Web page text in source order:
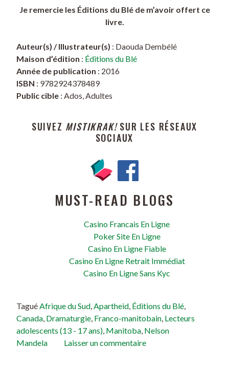
Je remercie les Éditions du Blé de m’avoir offert ce
livre.
Auteur(s) / Illustrateur(s) : Daouda Dembélé
Maison d’édition : Éditions du Blé
Année de publication : 2016
ISBN : 9782924378489
Public cible : Ados, Adultes
SUIVEZ MISTIKRAK!SUR LES RÉSEAUX
SOCIAUX
MUST-READ BLOGS
Casino Francais En Ligne
Poker Site En Ligne
Casino En Ligne Fiable
Casino En Ligne Retrait Immédiat
Casino En Ligne Sans Kyc
TaguéAfrique du Sud,Apartheid, Éditions du Blé,
Canada, Dramaturgie, Franco-manitobain, Lecteurs
adolescents (13 - 17 ans), Manitoba, Nelson
Mandela
Laisser un commentaire